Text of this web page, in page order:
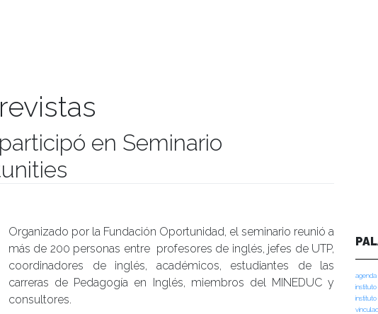
en Seminario
Organizado por la Fundación Oportunidad, el seminario reunió a
más de 200 personas entre profesores de inglés, jefes de UTP,
coordinadores de inglés, académicos, estudiantes de las
carreras de Pedagogía en Inglés, miembros del MINEDUC y
consultores.
instituto
instituto